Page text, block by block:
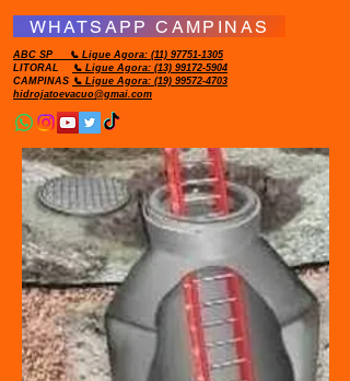
WHATSAPP CAMPINAS
ABC SP 📞 Ligue Agora: (11) 97751-1305
LITORAL
📞 Ligue Agora: (13) 99172-5904
CAMPINAS 📞 Ligue Agora: (19) 99572-4703
hidrojatoevacuo@gmai.com